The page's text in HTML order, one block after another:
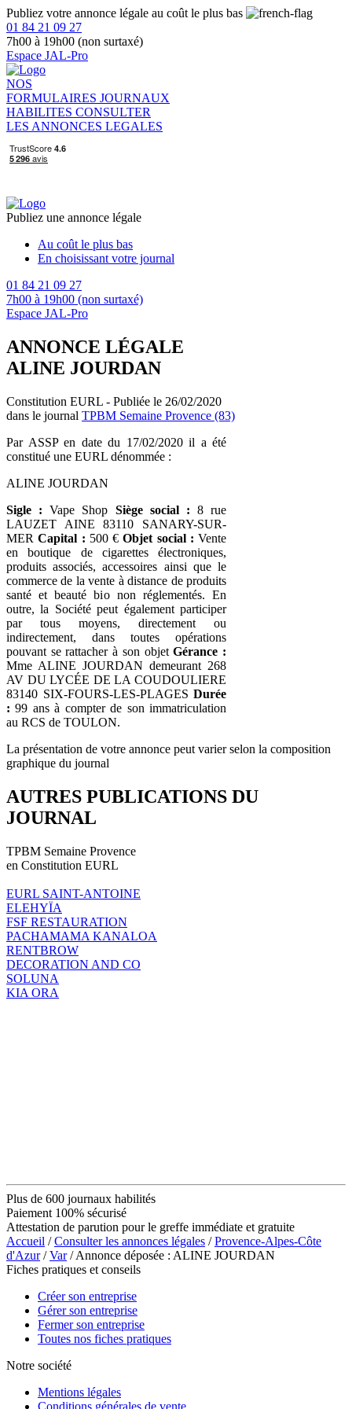
Publiez votre annonce légale au coût le plus bas
01 84 21 09 27
7h00 à 19h00 (non surtaxé)
Espace JAL-Pro
NOS
FORMULAIRES JOURNAUX
HABILITES CONSULTER
LES ANNONCES LEGALES
Publiez une annonce légale
Au coût le plus bas
En choisissant votre journal
01 84 21 09 27
7h00 à 19h00 (non surtaxé)
Espace JAL-Pro
ANNONCE LÉGALE
ALINE JOURDAN
Constitution EURL - Publiée le 26/02/2020
dans le journal TPBM Semaine Provence (83)
Par ASSP en date du 17/02/2020 il a été
constitué une EURL dénommée :
ALINE JOURDAN
Sigle : Vape Shop Siège social : 8 rue
LAUZET AINE 83110 SANARY-SUR-
MERCapital : 500 €Objet social : Vente
en boutique de cigarettes électroniques,
produits associés, accessoires ainsi que le
commerce de la vente à distance de produits
santé et beauté bio non réglementés. En
outre, la Société peut également participer
par tous moyens, directement ou
indirectement, dans toutes opérations
pouvant se rattacher à son objetGérance :
Mme ALINE JOURDAN demeurant 268
AV DU LYCÉE DE LA COUDOULIERE
83140 SIX-FOURS-LES-PLAGES Durée
: 99 ans à compter de son immatriculation
au RCS de TOULON.
La présentation de votre annonce peut varier selon la composition
graphique du journal
AUTRES PUBLICATIONS DU
JOURNAL
TPBM Semaine Provence
en Constitution EURL
EURL SAINT-ANTOINE
ELEHYÏA
FSF RESTAURATION
PACHAMAMA KANALOA
RENTBROW
DECORATION AND CO
SOLUNA
KIA ORA
Plus de 600 journaux habilités
Paiement 100% sécurisé
Attestation de parution pour le greffe immédiate et gratuite
Accueil /Consulter les annonces légales /Provence-Alpes-Côte
d'Azur/Var/ Annonce déposée : ALINE JOURDAN
Fiches pratiques et conseils
Créer son entreprise
Gérer son entreprise
Fermer son entreprise
Toutes nos fiches pratiques
Notre société
Mentions légales
Conditions générales de vente